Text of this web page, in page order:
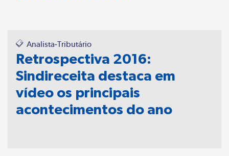
Analista-Tributário
Retrospectiva 2016:
Sindireceita destaca em
vídeo os principais
acontecimentos do ano